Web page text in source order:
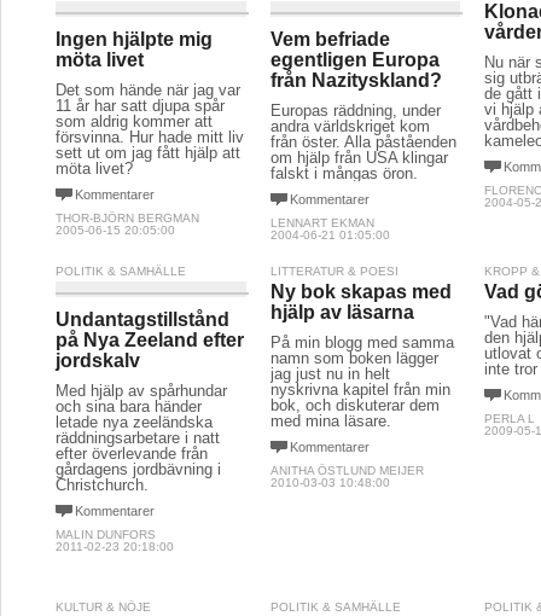
Ingen hjälpte mig
möta livet
Det som hände när jag var
11 år har satt djupa spår
som aldrig kommer att
försvinna. Hur hade mitt liv
sett ut om jag fått hjälp att
möta livet?
Kommentarer
THOR-BJÖRN BERGMAN
2005-06-15 20:05:00
Vem befriade
egentligen Europa
från Nazityskland?
Europas räddning, under
andra världskriget kom
från öster. Alla påståenden
om hjälp från USA klingar
falskt i mångas öron.
Kommentarer
LENNART EKMAN
2004-06-21 01:05:00
Nu när
sig
de gått
vi hjälp
2004-05-
POLITIK & SAMHÄLLE
Undantagstillstånd
på Nya Zeeland efter
jordskalv
Med hjälp av spårhundar
och sina bara händer
letade nya zeeländska
räddningsarbetare i natt
efter överlevande från
gårdagens jordbävning i
Christchurch.
Kommentarer
MALIN DUNFORS
2011-02-23 20:18:00
LITTERATUR & POESI
Ny bok skapas med
hjälp av läsarna
På min blogg med samma
namn som boken lägger
jag just nu in helt
nyskrivna kapitel från min
bok, och diskuterar dem
med mina läsare.
Kommentarer
ANITHA ÖSTLUND MEIJER
2010-03-03 10:48:00
KROPP
Vad
"Vad
den
utlovat
inte
PERLA L
2009-05-
KULTUR & NÖJE POLITIK & SAMHÄLLE POLITIK